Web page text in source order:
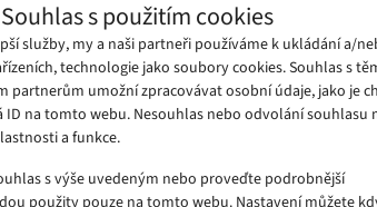
Souhlas s použitím cookies
služby, my a naši partneři používáme k ukládání a/
technologie jako soubory cookies. Souhlas s
partnerům umožní zpracovávat osobní údaje, jako je
ID na tomto webu. Nesouhlas nebo odvolání souhlasu
a funkce.
s výše uvedeným nebo proveďte podrobnější
použity pouze na tomto webu. Nastavení můžete
dvě různé situace. Poskytovatelé agregují
největšího provozu (přibližně 19–22 hodin)
.
data.